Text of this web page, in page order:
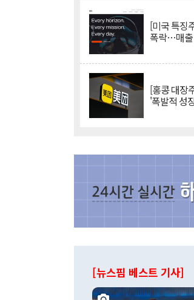
[미국 특징
폭락…매출
[홍콩 대장
'폭발적 성
[뉴스핌 베스트 기사]